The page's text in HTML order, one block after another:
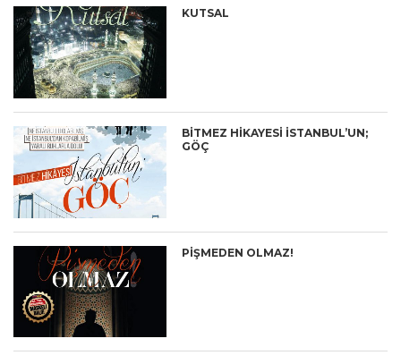
KUTSAL
BITMEZ HIKAYESI İSTANBUL’UN;
GÖÇ
PIŞMEDEN OLMAZ!